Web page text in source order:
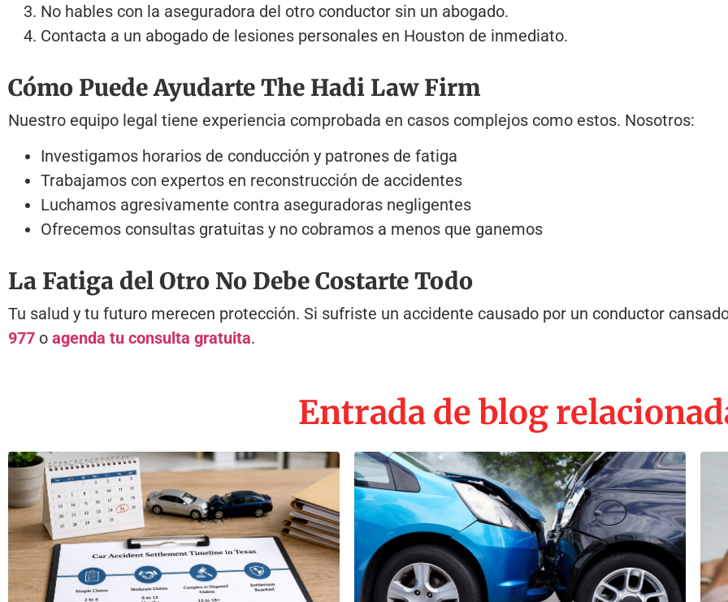
No hables con la aseguradora del otro conductor sin un abogado.
Contacta a un abogado de lesiones personales en Houston de inmediato.
Cómo Puede Ayudarte The Hadi Law Firm
Nuestro equipo legal tiene experiencia comprobada en casos complejos como estos. Nosotros:
Investigamos horarios de conducción y patrones de fatiga
Trabajamos con expertos en reconstrucción de accidentes
Luchamos agresivamente contra aseguradoras negligentes
Ofrecemos consultas gratuitas y no cobramos a menos que ganemos
La Fatiga del Otro No Debe Costarte Todo
Tu salud y tu futuro merecen protección. Si sufriste un accidente causado por un conductor
977 o agenda tu consulta gratuita.
Entrada de blog